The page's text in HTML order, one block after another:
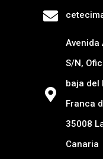
Avenida
S/N,
baja del
Franca
35008
Canaria